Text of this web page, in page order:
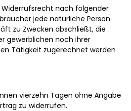
nach folgender
jede natürliche Person
zu Zwecken abschließt, die
gewerblichen noch ihrer
Tätigkeit zugerechnet werden
vierzehn Tagen ohne Angabe
zu widerrufen.